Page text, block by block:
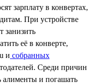
зарплату в конвертах,
При устройстве
занизить
её в конверте,
и собранных
Среди причин
алименты и погашать